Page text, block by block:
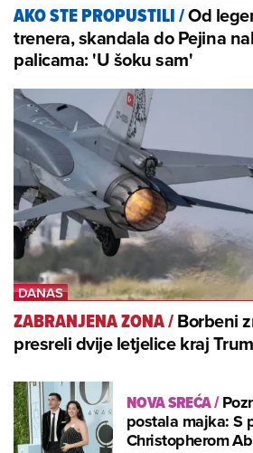
AKO STE PROPUSTILI/Od
trenera, skandala do Pejina
palicama: 'U šoku sam'
ZABRANJENA ZONA/Borbeni
presreli dvije letjelice kraj
NOVA SREĆA/
postala majka: S
Christopherom